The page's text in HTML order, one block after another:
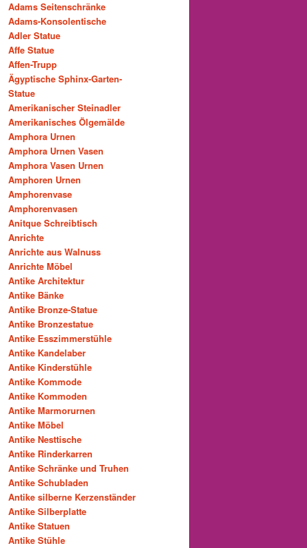
Adams Seitenschränke
Adams-Konsolentische
Adler Statue
Affe Statue
Affen-Trupp
Ägyptische Sphinx-Garten-
Statue
Amerikanischer Steinadler
Amerikanisches Ölgemälde
Amphora Urnen
Amphora Urnen Vasen
Amphora Vasen Urnen
Amphoren Urnen
Amphorenvase
Amphorenvasen
Anitque Schreibtisch
Anrichte
Anrichte aus Walnuss
Anrichte Möbel
Antike Architektur
Antike Bänke
Antike Bronze-Statue
Antike Bronzestatue
Antike Esszimmerstühle
Antike Kandelaber
Antike Kinderstühle
Antike Kommode
Antike Kommoden
Antike Marmorurnen
Antike Möbel
Antike Nesttische
Antike Rinderkarren
Antike Schränke und Truhen
Antike Schubladen
Antike silberne Kerzenständer
Antike Silberplatte
Antike Statuen
Antike Stühle